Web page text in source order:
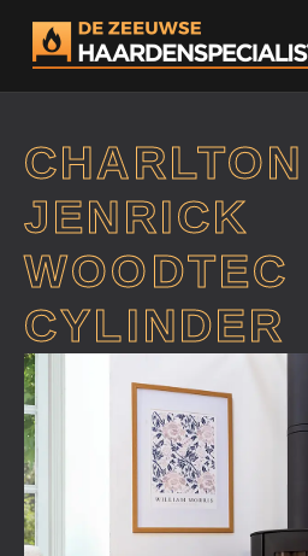
JENRICK
WOODTEC
CYLINDER